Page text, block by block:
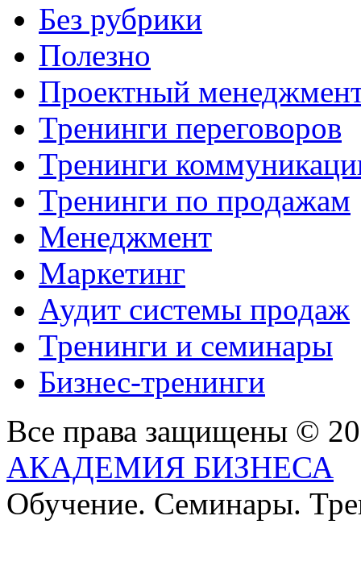
Без рубрики
Полезно
Проектный
Тренинги переговоров
Тренинги
Тренинги по продажам
Менеджмент
Маркетинг
Аудит системы продаж
Тренинги и семинары
Бизнес-тренинги
Все права защищены ©
АКАДЕМИЯ БИЗНЕСА
Обучение. Семинары.